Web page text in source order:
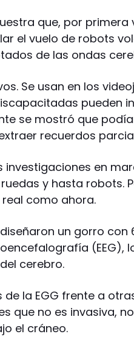
que, por primera
el vuelo de robots
de las ondas
Se usan en los
pueden
se mostró que
recuerdos
investigaciones en
y hasta robots.
como ahora.
un gorro con
(EEG),
cerebro.
de la EGG frente a
que no es invasiva,
el cráneo.